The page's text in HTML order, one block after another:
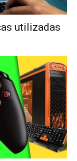
utilizadas